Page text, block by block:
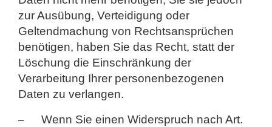
zur Ausübung, Verteidigung oder
Geltendmachung von Rechtsansprüchen
benötigen, haben Sie das Recht, statt der
Löschung die Einschränkung der
Verarbeitung Ihrer personenbezogenen
Daten zu verlangen.
–
Wenn Sie einen Widerspruch nach Art.